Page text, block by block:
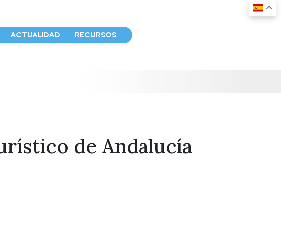
ACTUALIDAD RECURSOS
de Andalucía